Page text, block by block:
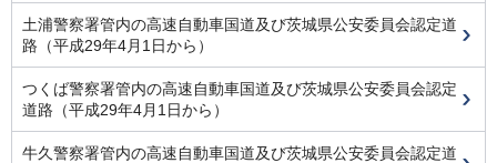
土浦警察署管内の高速自動車国道及び茨城県公安委員会認定道
路（平成29年4月1日から）
つくば警察署管内の高速自動車国道及び茨城県公安委員会認定
道路（平成29年4月1日から）
牛久警察署管内の高速自動車国道及び茨城県公安委員会認定道